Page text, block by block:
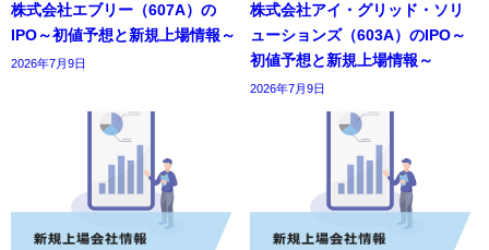
株式会社エブリー（607A）の
IPO～初値予想と新規上場情報～
2026年7月9日
株式会社アイ・グリッド・ソリ
ューションズ（603A）のIPO～
初値予想と新規上場情報～
2026年7月9日